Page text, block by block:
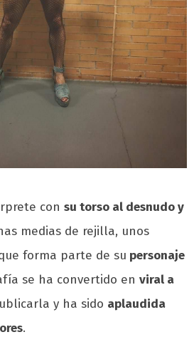
con su torso al desnudo y
medias de rejilla, unos
forma parte de su personaje
se ha convertido en viral a
y ha sido aplaudida
.